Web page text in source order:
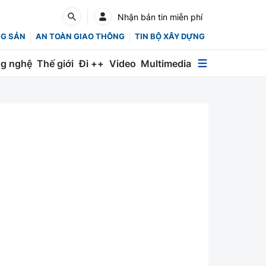
Nhận bản tin miễn phí
SẢN AN TOÀN GIAO THÔNG TIN BỘ XÂY DỰNG
nghệ Thế giới Đi ++ Video Multimedia